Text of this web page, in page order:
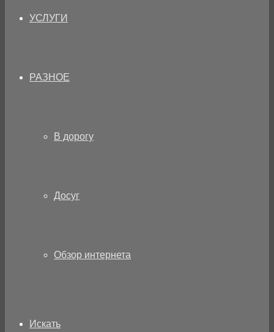
УСЛУГИ
РАЗНОЕ
В дорогу
Досуг
Обзор интернета
Искать